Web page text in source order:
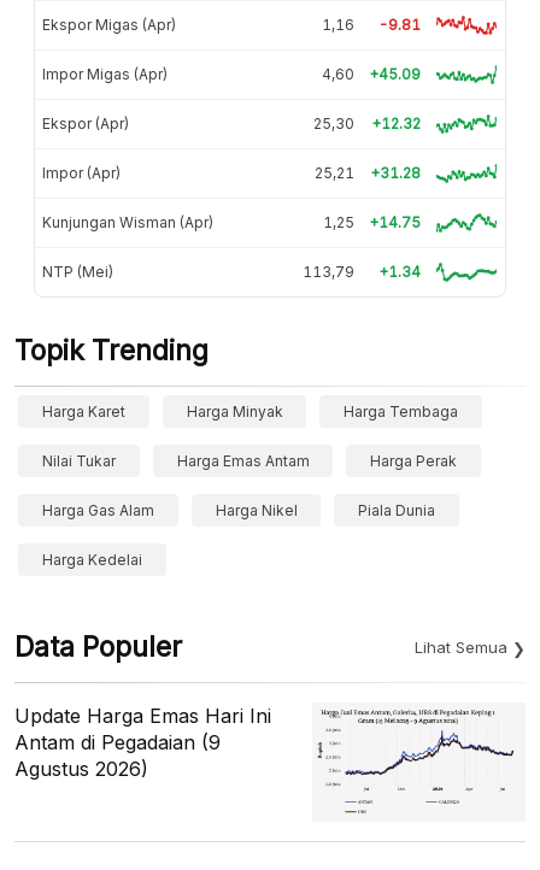
Ekspor Migas (Apr) 1,16 -9.81
Impor Migas (Apr) 4,60 +45.09
Ekspor (Apr) 25,30 +12.32
Impor (Apr) 25,21 +31.28
Kunjungan Wisman (Apr) 1,25 +14.75
NTP (Mei) 113,79 +1.34
Topik Trending
Harga Karet Harga Minyak Harga Tembaga
Nilai Tukar Harga Emas Antam Harga Perak
Harga Gas Alam Harga Nikel Piala Dunia
Harga Kedelai
Data Populer Lihat Semua
Update Harga Emas Hari Ini
Antam di Pegadaian (9
Agustus 2026)